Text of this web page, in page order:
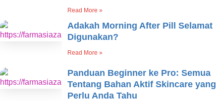
Read More »
Adakah Morning After Pill Selamat
Digunakan?
Read More »
Panduan Beginner ke Pro: Semua
Tentang Bahan Aktif Skincare yang
Perlu Anda Tahu